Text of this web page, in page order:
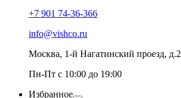
+7 901 74-36-366
info@vishco.ru
Москва, 1-й Нагатинский проезд, д.2
Пн-Пт с 10:00 до 19:00
Избранное